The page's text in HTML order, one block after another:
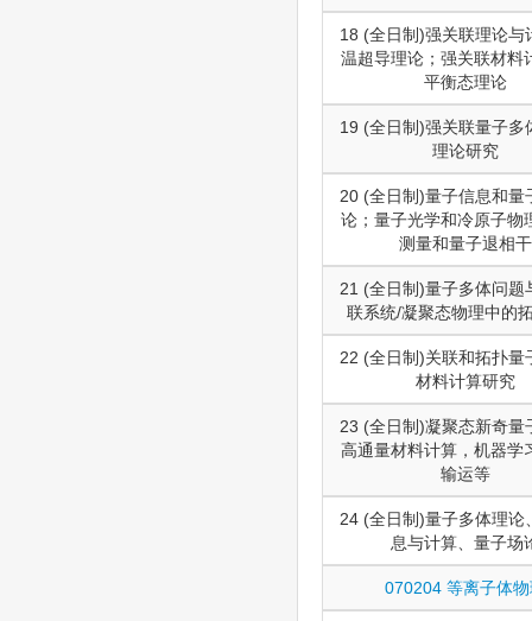
18 (全日制)强关联理论与
温超导理论；强关联材料
平衡态理论
19 (全日制)强关联量子多
理论研究
20 (全日制)量子信息和量
论；量子光学和冷原子物
测量和量子退相干
21 (全日制)量子多体问题
联系统/凝聚态物理中的
22 (全日制)关联和拓扑量
材料计算研究
23 (全日制)凝聚态新奇量
高通量材料计算，机器学
输运等
24 (全日制)量子多体理论
息与计算、量子场
070204 等离子体